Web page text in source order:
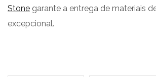
Stone garante a entrega de materiais
excepcional.